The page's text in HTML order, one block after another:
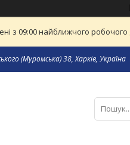
з 09:00 найближчого робочого
(Муромська) 38, Харків, Україна